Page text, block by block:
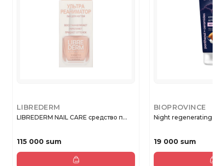
LIBREDERM
LIBREDERM NAIL CARE средство п...
115 000 sum
BIOPROVINCE
Night regenerating
19 000 sum